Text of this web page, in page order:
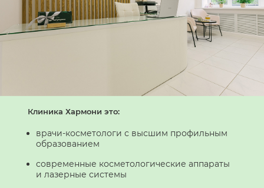
Клиника Хармони это:
врачи-косметологи с высшим профильным
образованием
современные косметологические аппараты
и лазерные системы